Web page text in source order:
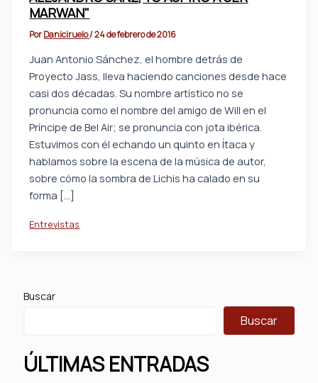
MARWAN"
PorDaniciruelo/24 de febrero de 2016
Juan Antonio Sánchez, el hombre detrás de
Proyecto Jass, lleva haciendo canciones desde hace
casi dos décadas. Su nombre artístico no se
pronuncia como el nombre del amigo de Will en el
Príncipe de Bel Air; se pronuncia con jota ibérica.
Estuvimos con él echando un quinto en Ítaca y
hablamos sobre la escena de la música de autor,
sobre cómo la sombra de Lichis ha calado en su
forma […]
Entrevistas
Buscar
Buscar
ÚLTIMAS ENTRADAS